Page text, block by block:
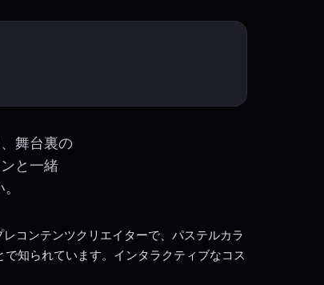
舞台裏の
と一緒
コンテンツクリエイターで、パステルカラ
知られています。インタラクティブなコス